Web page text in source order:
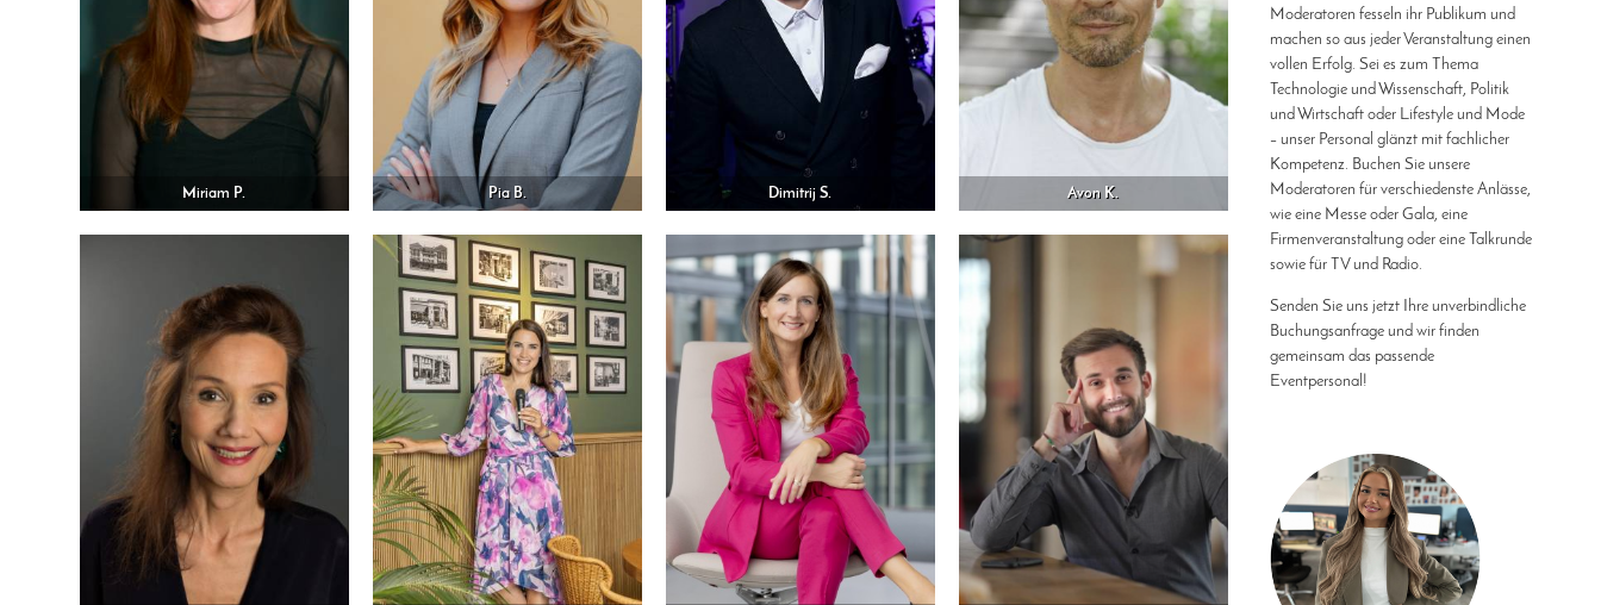
Miriam P. Pia B. Dimitrij S. Avon K.
Moderatoren fesseln ihr Publikum und
machen so aus jeder Veranstaltung einen
vollen Erfolg. Sei es zum Thema
Technologie und Wissenschaft, Politik
und Wirtschaft oder Lifestyle und Mode
– unser Personal glänzt mit fachlicher
Kompetenz. Buchen Sie unsere
Moderatoren für verschiedenste Anlässe,
wie eine Messe oder Gala, eine
Firmenveranstaltung oder eine Talkrunde
sowie für TV und Radio.
Senden Sie uns jetzt Ihre unverbindliche
Buchungsanfrage und wir finden
gemeinsam das passende
Eventpersonal!